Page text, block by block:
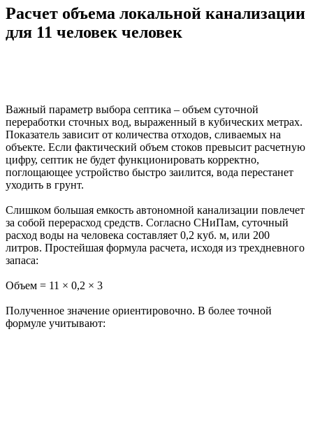
Расчет объема локальной канализации
для 11 человек человек
Важный параметр выбора септика – объем суточной
переработки сточных вод, выраженный в кубических метрах.
Показатель зависит от количества отходов, сливаемых на
объекте. Если фактический объем стоков превысит расчетную
цифру, септик не будет функционировать корректно,
поглощающее устройство быстро заилится, вода перестанет
уходить в грунт.
Слишком большая емкость автономной канализации повлечет
за собой перерасход средств. Согласно СНиПам, суточный
расход воды на человека составляет 0,2 куб. м, или 200
литров. Простейшая формула расчета, исходя из трехдневного
запаса:
Объем = 11 × 0,2 × 3
Полученное значение ориентировочно. В более точной
формуле учитывают: